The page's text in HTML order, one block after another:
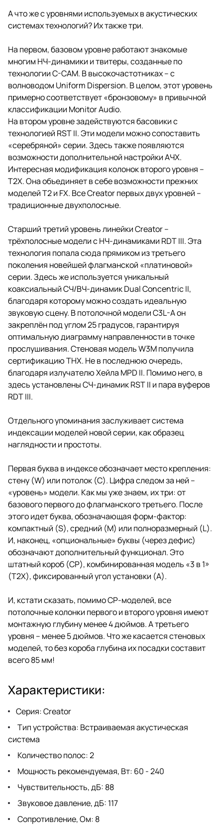
А что же с уровнями используемых в акустических
системах технологий? Их также три.
На первом, базовом уровне работают знакомые
многим НЧ-динамики и твитеры, созданные по
технологии C-CAM. В высокочастотниках – с
волноводом Uniform Dispersion. В целом, этот уровень
примерно соответствует «бронзовому» в привычной
классификации Monitor Audio.
На втором уровне задействуются басовики с
технологией RST II. Эти модели можно сопоставить
«серебряной» серии. Здесь также появляются
возможности дополнительной настройки АЧХ.
Интересная модификация колонок второго уровня –
T2X. Она объединяет в себе возможности прежних
моделей T2 и FX. Все Creator первых двух уровней –
традиционные двухполосные.
Старший третий уровень линейки Creator –
трёхполосные модели с НЧ-динамиками RDT III. Эта
технология попала сюда прямиком из третьего
поколения новейшей флагманской «платиновой»
серии. Здесь же используется уникальный
коаксиальный СЧ/ВЧ-динамик Dual Concentric II,
благодаря которому можно создать идеальную
звуковую сцену. В потолочной модели C3L-A он
закреплён под углом 25 градусов, гарантируя
оптимальную диаграмму направленности в точке
прослушивания. Стеновая модель W3M получила
сертификацию THX. Не в последнюю очередь,
благодаря излучателю Хейла MPD II. Помимо него, в
здесь установлены СЧ-динамик RST II и пара вуферов
RDT III.
Отдельного упоминания заслуживает система
индексации моделей новой серии, как образец
наглядности и простоты.
Первая буква в индексе обозначает место крепления:
стену (W) или потолок (C). Цифра следом за ней –
«уровень» модели. Как мы уже знаем, их три: от
базового первого до флагманского третьего. После
этого идет буква, обозначающая форм-фактор:
компактный (S), средний (M) или полноразмерный (L).
И, наконец, «опциональные» буквы (через дефис)
обозначают дополнительный функционал. Это
штатный короб (CP), комбинированная модель «3 в 1»
(T2X), фиксированный угол установки (A).
И, кстати сказать, помимо CP-моделей, все
потолочные колонки первого и второго уровня имеют
монтажную глубину менее 4 дюймов. А третьего
уровня – менее 5 дюймов. Что же касается стеновых
моделей, то без короба глубина их посадки составит
всего 85 мм!
Характеристики:
Серия: Creator
Тип устройства: Встраиваемая акустическая
система
Количество полос: 2
Мощность рекомендуемая, Вт: 60 - 240
Чувствительность, дБ: 88
Звуковое давление, дБ: 117
Сопротивление, Ом: 8